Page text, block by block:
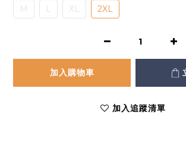
M L XL 2XL
加入購物車
加入追蹤清單